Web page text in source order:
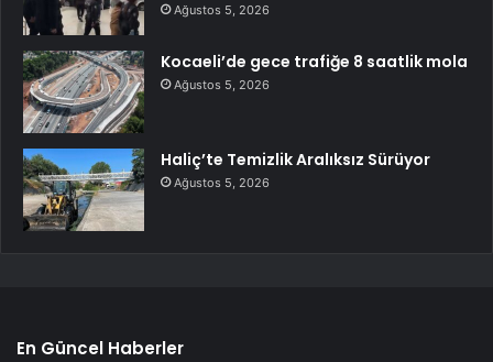
Ağustos 5, 2026
Kocaeli’de gece trafiğe 8 saatlik mola
Ağustos 5, 2026
Haliç’te Temizlik Aralıksız Sürüyor
Ağustos 5, 2026
En Güncel Haberler